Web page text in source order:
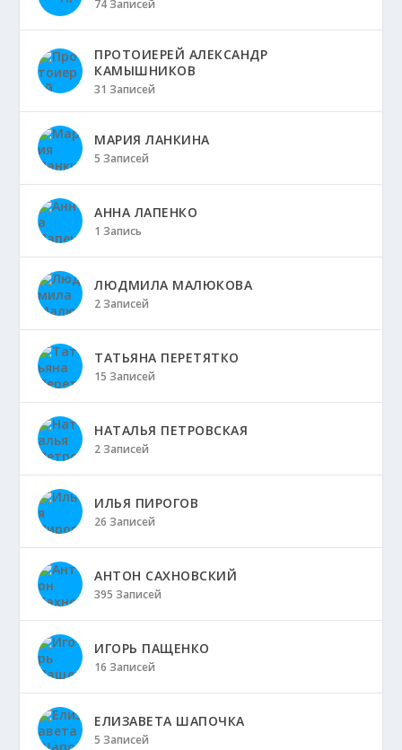
74 Записей
ПРОТОИЕРЕЙ АЛЕКСАНДР
КАМЫШНИКОВ
31 Записей
МАРИЯ ЛАНКИНА
5 Записей
АННА ЛАПЕНКО
1 Запись
ЛЮДМИЛА МАЛЮКОВА
2 Записей
ТАТЬЯНА ПЕРЕТЯТКО
15 Записей
НАТАЛЬЯ ПЕТРОВСКАЯ
2 Записей
ИЛЬЯ ПИРОГОВ
26 Записей
АНТОН САХНОВСКИЙ
395 Записей
ИГОРЬ ПАЩЕНКО
16 Записей
ЕЛИЗАВЕТА ШАПОЧКА
5 Записей